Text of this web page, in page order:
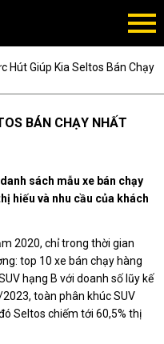
Hút Giúp Kia Seltos Bán Chạy
BÁN CHẠY NHẤT
sách mẫu xe bán chạy
hiếu và nhu cầu của khách
2020, chỉ trong thời gian
top 10 xe bán chạy hàng
hạng B với doanh số lũy kế
toàn phân khúc SUV
Seltos chiếm tới 60,5% thị